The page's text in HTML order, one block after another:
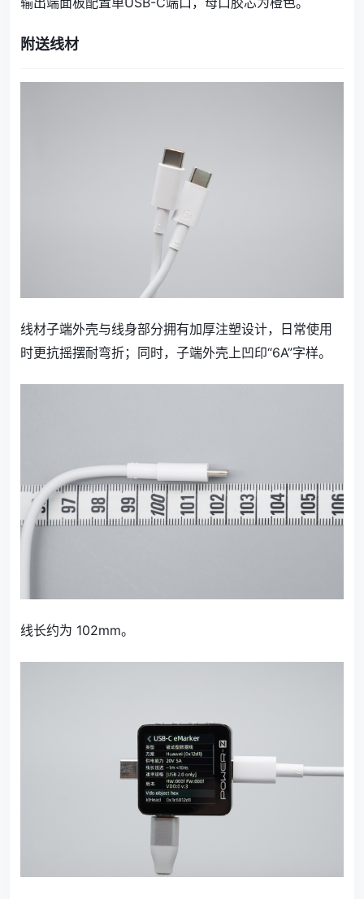
附送线材
线材子端外壳与线身部分拥有加厚注塑设计，日常使用
时更抗摇摆耐弯折；同时，子端外壳上凹印“6A”字样。
线长约为 102mm。